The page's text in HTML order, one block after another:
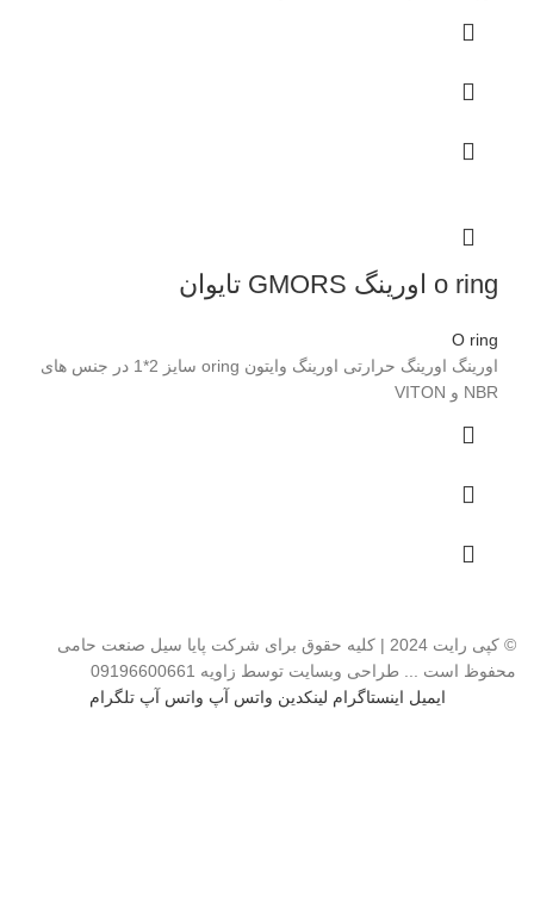
o ring اورینگ GMORS تایوان
O ring
اورینگ اورینگ حرارتی اورینگ وایتون oring سایز 2*1 در جنس های
NBR و VITON
© کپی رایت 2024 | کلیه حقوق برای شرکت پایا سیل صنعت حامی
محفوظ است ... طراحی وبسایت توسط زاویه 09196600661
ایمیل اینستاگرام لینکدین واتس آپ واتس آپ تلگرام